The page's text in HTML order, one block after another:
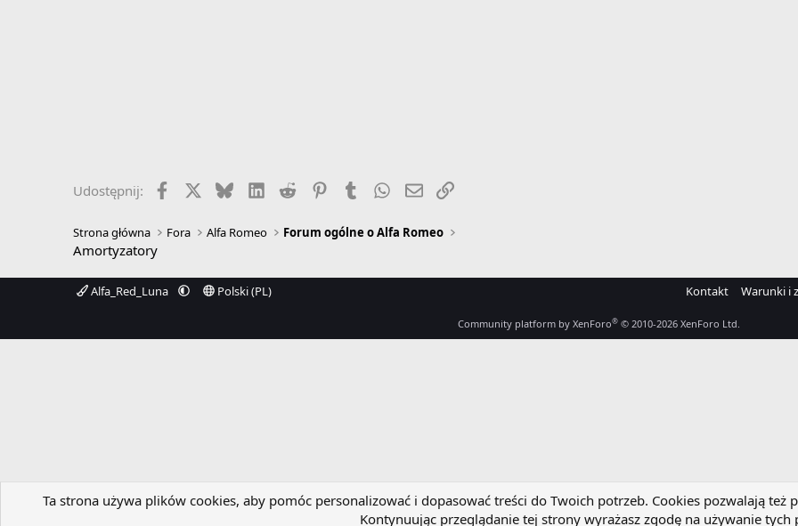
Udostępnij: Facebook BlueskyLinkedIn
Reddit PinterestTumblr WhatsApp
EmailLink
Strona główna Fora Alfa Romeo Forum ogólne o Alfa Romeo
Amortyzatory
Alfa_Red_Luna Polski (PL) Kontakt Warunki i
Community platform by XenForo® © 2010-2026 XenForo Ltd.
Ta strona używa plików cookies, aby pomóc personalizować i dopasować treści do Twoich potrzeb. Cookies pozwalają też
Kontynuując przeglądanie tej strony wyrażasz zgodę na używanie tych